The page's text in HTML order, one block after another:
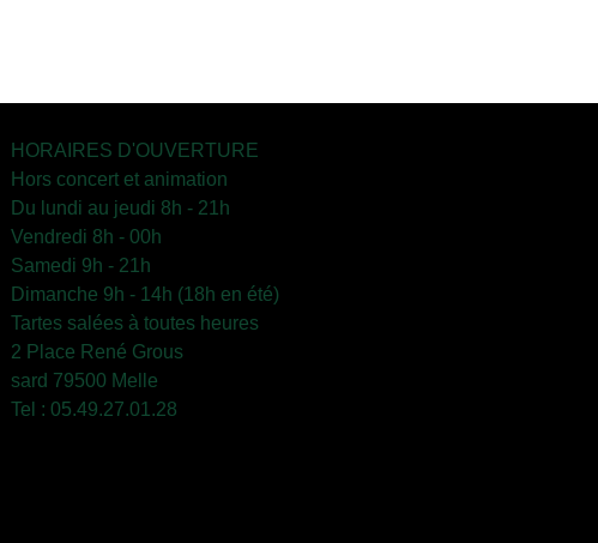
HORAIRES D'OUVERTURE
Hors concert et animation
Du lundi au jeudi 8h - 21h
Vendredi 8h - 00h
Samedi 9h - 21h
Dimanche 9h - 14h (18h en été)
Tartes salées à toutes heures
2 Place René Grous
sard 79500 Melle
Tel : 05.49.27.01.28